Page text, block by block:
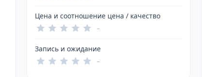
Цена и соотношение цена / качество
–
Запись и ожидание
–